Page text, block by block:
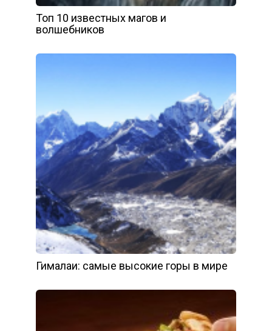
Топ 10 известных магов и
волшебников
Гималаи: самые высокие горы в мире